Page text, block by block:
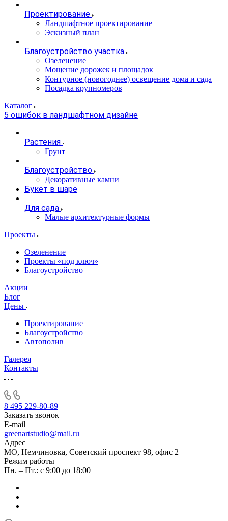
Проектирование
Ландшафтное проектирование
Эскизный план
Благоустройство участка
Озеленение
Мощение дорожек и площадок
Контурное (новогоднее) освещение дома и сада
Посадка крупномеров
Каталог
5 ошибок в ландшафтном дизайне
Растения
Грунт
Благоустройство
Декоративные камни
Букет в шаре
Для сада
Малые архитектурные формы
Проекты
Озеленение
Проекты «под ключ»
Благоустройство
Акции
Блог
Цены
Проектирование
Благоустройство
Автополив
Галерея
Контакты
8 495 229-80-89
Заказать звонок
E-mail
greenartstudio@mail.ru
Адрес
МО, Немчиновка, Советский проспект 98, офис 2
Режим работы
Пн. – Пт.: с 9:00 до 18:00